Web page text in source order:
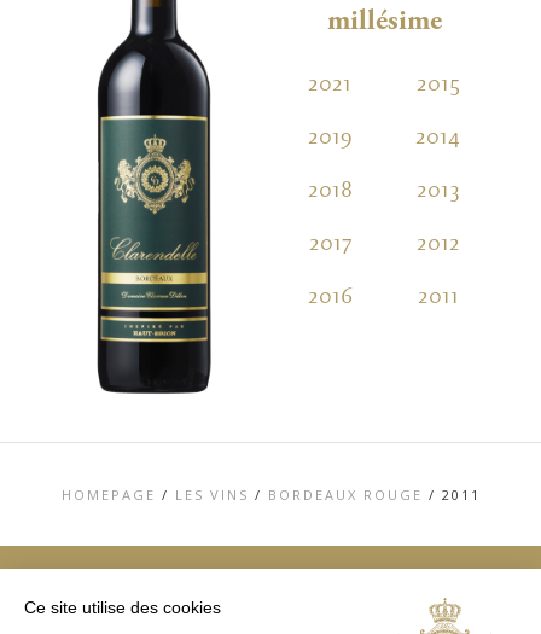
millésime
2021
2019
2018
2017
2016
2015
2014
2013
2012
2011
HOMEPAGE / LES VINS / BORDEAUX ROUGE / 2011
TOP
Ce site utilise des cookies